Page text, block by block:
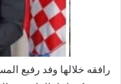
رافقه خلالها وفد رفيع